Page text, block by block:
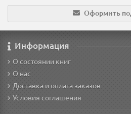
Оформить
Информация
О состоянии книг
О нас
Доставка и оплата заказов
Условия соглашения